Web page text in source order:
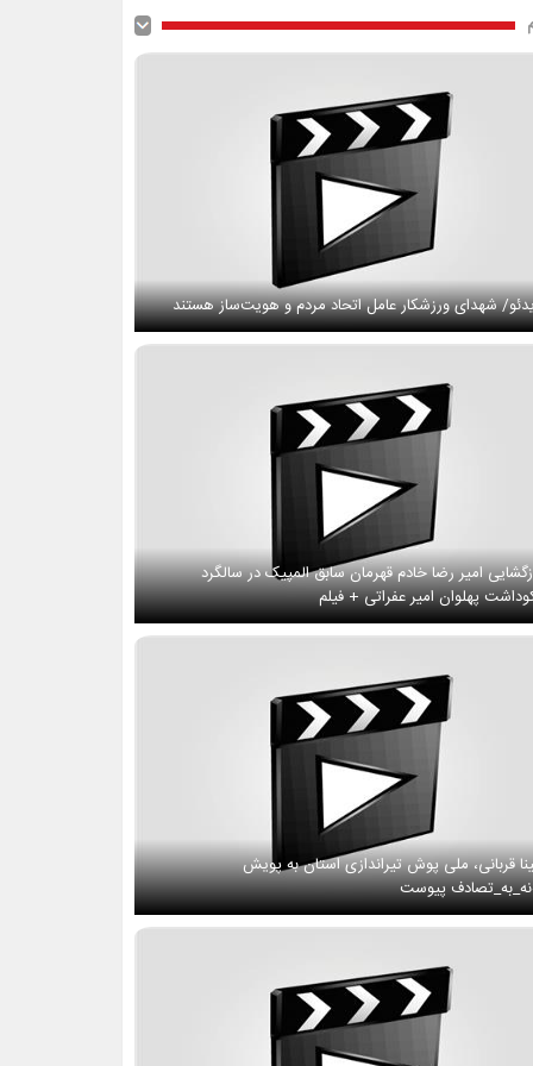
شهدای ورزشکار عامل اتحاد مردم و هویت‌ساز هستند
امیر رضا خادم قهرمان سابق المپیک در سالگرد
پهلوان امیر عفراتی + فیلم
قربانی، ملی پوش تیراندازی استان به پویش
پیوست